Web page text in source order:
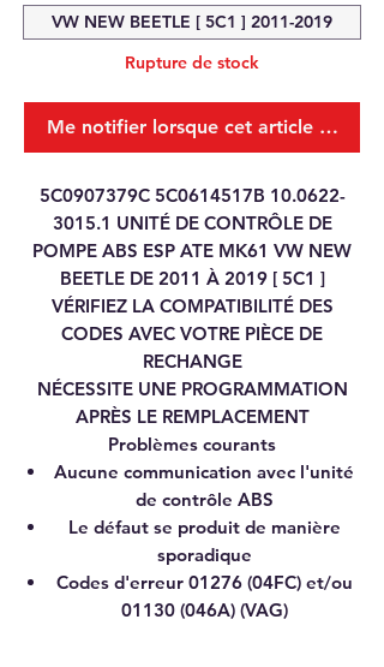
VW NEW BEETLE [ 5C1 ] 2011-2019
Rupture de stock
Me notifier lorsque cet article est
5C0907379C 5C0614517B 10.0622-
3015.1 UNITÉ DE CONTRÔLE DE
POMPE ABS ESP ATE MK61 VW NEW
BEETLE DE 2011 À 2019 [ 5C1 ]
VÉRIFIEZ LA COMPATIBILITÉ DES
CODES AVEC VOTRE PIÈCE DE
RECHANGE
NÉCESSITE UNE PROGRAMMATION
APRÈS LE REMPLACEMENT
Problèmes courants
Aucune communication avec l'unité
de contrôle ABS
Le défaut se produit de manière
sporadique
Codes d'erreur 01276 (04FC) et/ou
01130 (046A) (VAG)